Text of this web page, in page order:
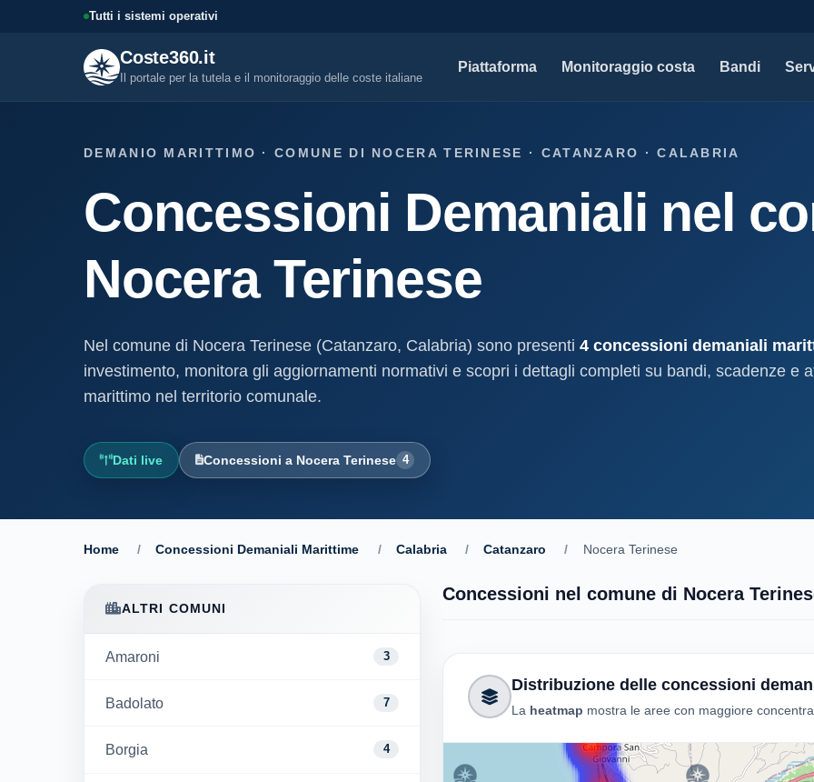
Tutti i sistemi operativi
Coste360.it
Il portale per la tutela e il monitoraggio delle coste italiane
Piattaforma Monitoraggio costa Bandi
Visure, fascicoli, verifica concessioni e
altro.
marittima
Un documento sintetico della concessione
demaniale marittima
demaniale marittima
Storico completo ed evolutivo della
Soluzioni per studi tecnici, legali e PA.
Modello D1
marittimo.
I nostri
Open data
DEMANIO MARITTIMO · COMUNE DI NOCERA TERINESE · CATANZARO · CALABRIA
Concessioni Demaniali nel
Nocera Terinese
Nel comune di Nocera Terinese (Catanzaro, Calabria) sono presenti 4 concessioni demaniali
investimento, monitora gli aggiornamenti normativi e scopri i dettagli completi su bandi, scadenze e
marittimo nel territorio comunale.
Dati live Concessioni a Nocera Terinese 4
Home / Concessioni Demaniali Marittime / Calabria / Catanzaro / Nocera Terinese
ALTRI COMUNI
Amaroni 3
Badolato 7
Borgia 4
Concessioni nel comune di Nocera
Distribuzione delle concessioni
La heatmap mostra le aree con maggiore